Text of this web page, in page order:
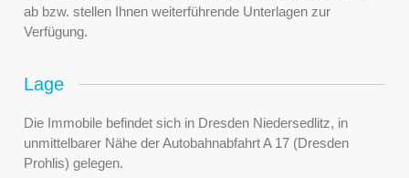
ab bzw. stellen Ihnen weiterführende Unterlagen zur
Verfügung.
Lage
Die Immobile befindet sich in Dresden Niedersedlitz, in
unmittelbarer Nähe der Autobahnabfahrt A 17 (Dresden
Prohlis) gelegen.